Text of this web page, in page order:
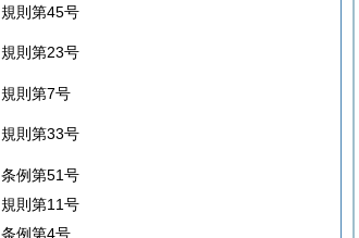
規則第45号
規則第23号
規則第7号
規則第33号
条例第51号
規則第11号
条例第4号